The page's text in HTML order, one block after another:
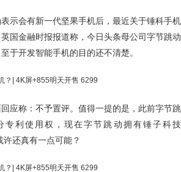
示会有新一代坚果手机后，最近关于锤科手机
国金融时报报道称，今日头条母公司字节跳动
于开发智能手机的目的还不清楚。
应称：不予置评。值得一提的是，此前字节跳
专利使用权，现在字节跳动拥有锤子科技
还真有一点可能？